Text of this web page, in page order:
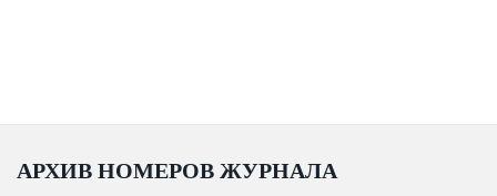
АРХИВ НОМЕРОВ ЖУРНАЛА